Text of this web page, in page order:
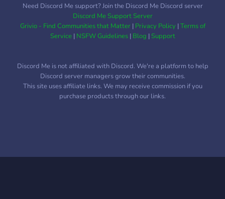
Need Discord Me support? Join the Discord Me Discord server
Discord Me Support Server
Grivio - Find Communities that Matter| Privacy Policy|Terms of
Service| NSFW Guidelines| Blog |Support
Discord Me is not affiliated with Discord. We're a platform to help
Discord server managers grow their communities.
This site uses affiliate links. We may receive commission if you
purchase products through our links.